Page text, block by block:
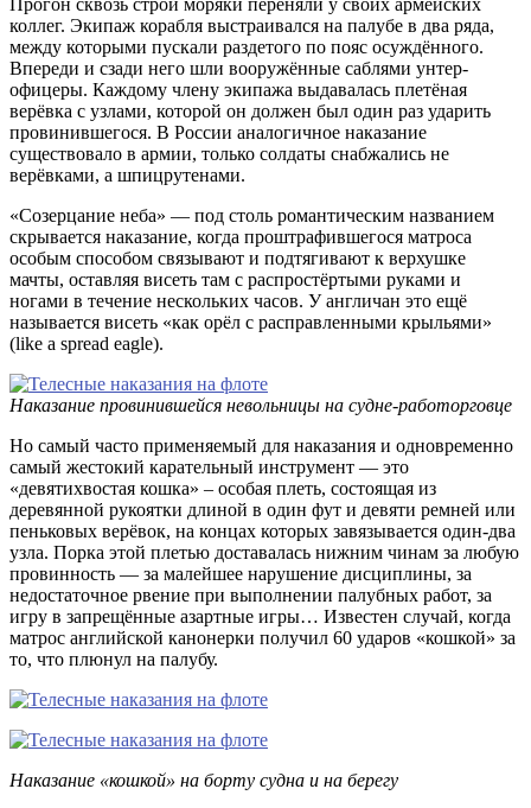
коллег. Экипаж корабля выстраивался на палубе в два ряда,
между которыми пускали раздетого по пояс осуждённого.
Впереди и сзади него шли вооружённые саблями унтер-
офицеры. Каждому члену экипажа выдавалась плетёная
верёвка с узлами, которой он должен был один раз ударить
провинившегося. В России аналогичное наказание
существовало в армии, только солдаты снабжались не
верёвками, а шпицрутенами.
«Созерцание неба» — под столь романтическим названием
скрывается наказание, когда проштрафившегося матроса
особым способом связывают и подтягивают к верхушке
мачты, оставляя висеть там с распростёртыми руками и
ногами в течение нескольких часов. У англичан это ещё
называется висеть «как орёл с расправленными крыльями»
(like a spread eagle).
Наказание провинившейся невольницы на судне-работорговце
Но самый часто применяемый для наказания и одновременно
самый жестокий карательный инструмент — это
«девятихвостая кошка» – особая плеть, состоящая из
деревянной рукоятки длиной в один фут и девяти ремней или
пеньковых верёвок, на концах которых завязывается один-два
узла. Порка этой плетью доставалась нижним чинам за любую
провинность — за малейшее нарушение дисциплины, за
недостаточное рвение при выполнении палубных работ, за
игру в запрещённые азартные игры… Известен случай, когда
матрос английской канонерки получил 60 ударов «кошкой» за
то, что плюнул на палубу.
Наказание «кошкой» на борту судна и на берегу